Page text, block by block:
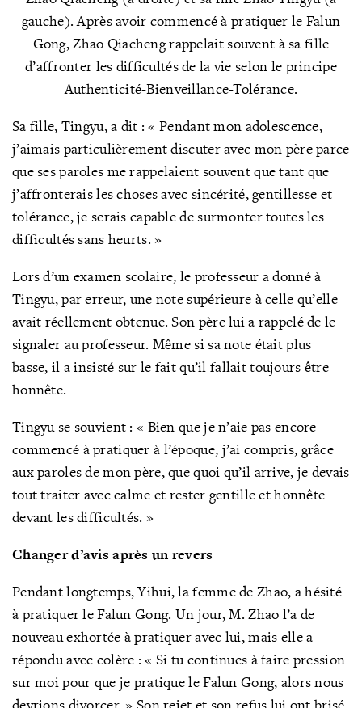
gauche). Après avoir commencé à pratiquer le Falun
Gong, Zhao Qiacheng rappelait souvent à sa fille
d’affronter les difficultés de la vie selon le principe
Authenticité-Bienveillance-Tolérance.
Sa fille, Tingyu, a dit : « Pendant mon adolescence,
j’aimais particulièrement discuter avec mon père parce
que ses paroles me rappelaient souvent que tant que
j’affronterais les choses avec sincérité, gentillesse et
tolérance, je serais capable de surmonter toutes les
difficultés sans heurts. »
Lors d’un examen scolaire, le professeur a donné à
Tingyu, par erreur, une note supérieure à celle qu’elle
avait réellement obtenue. Son père lui a rappelé de le
signaler au professeur. Même si sa note était plus
basse, il a insisté sur le fait qu’il fallait toujours être
honnête.
Tingyu se souvient : « Bien que je n’aie pas encore
commencé à pratiquer à l’époque, j’ai compris, grâce
aux paroles de mon père, que quoi qu’il arrive, je devais
tout traiter avec calme et rester gentille et honnête
devant les difficultés. »
Changer d’avis après un revers
Pendant longtemps, Yihui, la femme de Zhao, a hésité
à pratiquer le Falun Gong. Un jour, M. Zhao l’a de
nouveau exhortée à pratiquer avec lui, mais elle a
répondu avec colère : « Si tu continues à faire pression
sur moi pour que je pratique le Falun Gong, alors nous